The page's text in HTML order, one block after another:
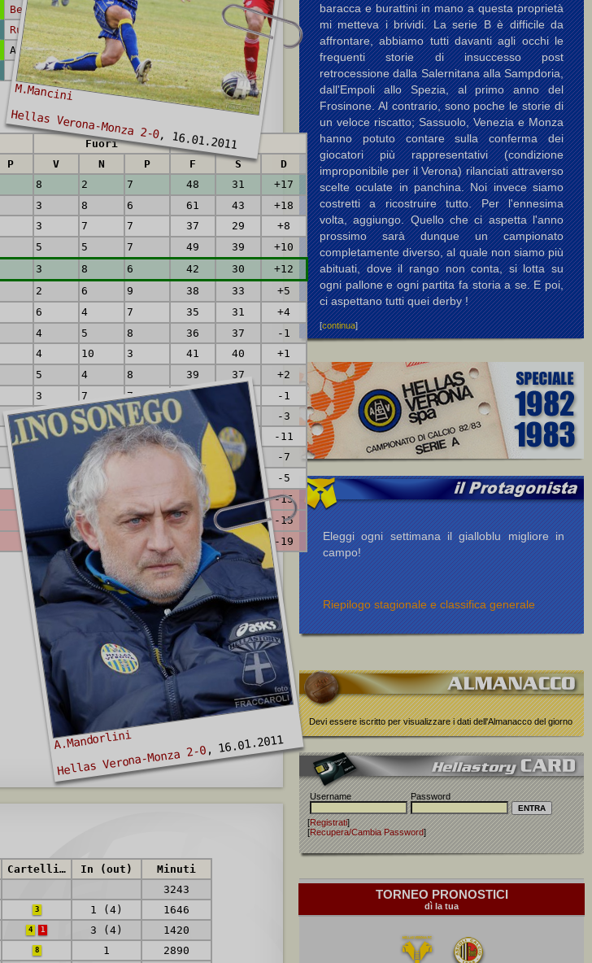
M.Mancini
Hellas Verona-Monza 2-0, 16.01.2011
A.Mandorlini
Hellas Verona-Monza 2-0, 16.01.2011
Berrettoni E.,Russo G.
, AUTORETE
Russo G.
AUTORETE
Fuori
Reti
P V N P F S
D
8 2 7 48 31
+17
3 8 6 61 43
+18
3 7 7 37 29
+8
5 5 7 49 39
+10
3 8 6 42 30
+12
2 6 9 38 33
+5
6 4 7 35 31
+4
4 5 8 36 37
-1
4 10 3 41 40
+1
5 4 8 39 37
+2
3 7 7 37
-1
4 5 8
-3
1 6 10 45
-11
6 8 34 41
-7
6 30 35
-5
3 35 50
-15
7 8 28 43
-15
0 3 14 36 -19
Cartellini In (out)
Minuti
3243
3 1 (4)
1646
4 1 3 (4)
1420
8 1
2890
baracca e burattini in mano a questa proprietà
mi metteva i brividi. La serie B è difficile da
affrontare, abbiamo tutti davanti agli occhi le
frequenti storie di insuccesso post
retrocessione dalla Salernitana alla Sampdoria,
dall'Empoli allo Spezia, al primo anno del
Frosinone. Al contrario, sono poche le storie di
un veloce riscatto; Sassuolo, Venezia e Monza
hanno potuto contare sulla conferma dei
giocatori più rappresentativi (condizione
improponibile per il Verona) rilanciati attraverso
scelte oculate in panchina. Noi invece siamo
costretti a ricostruire tutto. Per l'ennesima
volta, aggiungo. Quello che ci aspetta l'anno
prossimo sarà dunque un campionato
completamente diverso, al quale non siamo più
abituati, dove il rango non conta, si lotta su
ogni pallone e ogni partita fa storia a se. E poi,
ci aspettano tutti quei derby !
[continua]
Eleggi ogni settimana il gialloblu migliore in
campo!
Riepilogo stagionale e classifica generale
Devi essere iscritto per visualizzare i dati dell'Almanacco del giorno
Username Password
[Registrati]
[Recupera/Cambia Password]
TORNEO PRONOSTICI
dì la tua